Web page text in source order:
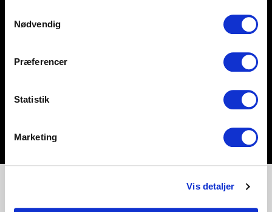
Nødvendig
Præferencer
Statistik
Marketing
Vis detaljer